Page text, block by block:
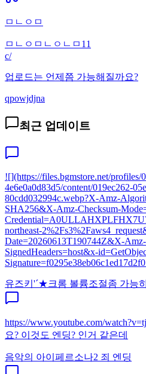
ㅁㄴㅇㅁ
ㅁㄴㅇㅁㄴㅇㄴㅁ11
c/
업로드는 언제쯤 가능해질까요?
qpowjdjna
최근 업데이트
![](https://files.bgmstore.net/profiles/
4e6e0a0d83d5/content/019ec262-
80cdd032994c.webp?X-Amz-
SHA256&X-Amz-Checksum-
northeast-
Date=20260613T190744Z&X-
SignedHeaders=host&x-
유즈키'´★크롬 볼륨조절좀 가능
https://www.youtube.com/
요? 이것도 엔딩? 인거 같은데
음악의 아이 페르소나2 죄 엔딩